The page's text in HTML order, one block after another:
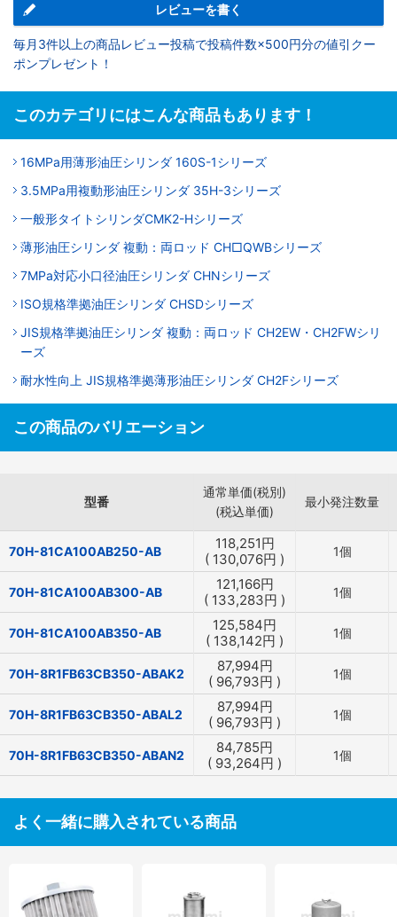
レビューを書く
毎月3件以上の商品レビュー投稿で投稿件数×500円分の値引クー
ポンプレゼント！
このカテゴリにはこんな商品もあります！
16MPa用薄形油圧シリンダ 160S-1シリーズ
3.5MPa用複動形油圧シリンダ 35H-3シリーズ
一般形タイトシリンダCMK2-Hシリーズ
薄形油圧シリンダ 複動：両ロッド CH□QWBシリーズ
7MPa対応小口径油圧シリンダ CHNシリーズ
ISO規格準拠油圧シリンダ CHSDシリーズ
JIS規格準拠油圧シリンダ 複動：両ロッド CH2EW・CH2FWシリ
ーズ
耐水性向上 JIS規格準拠薄形油圧シリンダ CH2Fシリーズ
この商品のバリエーション
型番
通常単価(税別)
(税込単価)
最小発注数量
70H-81CA100AB250-AB 118,251円
( 130,076円 ) 1個
70H-81CA100AB300-AB 121,166円
( 133,283円 ) 1個
70H-81CA100AB350-AB 125,584円
( 138,142円 ) 1個
70H-8R1FB63CB350-ABAK2 87,994円
( 96,793円 ) 1個
70H-8R1FB63CB350-ABAL2 87,994円
( 96,793円 ) 1個
70H-8R1FB63CB350-ABAN2 84,785円
( 93,264円 ) 1個
よく一緒に購入されている商品